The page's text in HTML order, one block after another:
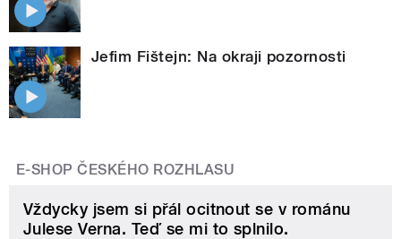
Jefim Fištejn: Na okraji pozornosti
E-SHOP ČESKÉHO ROZHLASU
Vždycky jsem si přál ocitnout se v románu
Julese Verna. Teď se mi to splnilo.